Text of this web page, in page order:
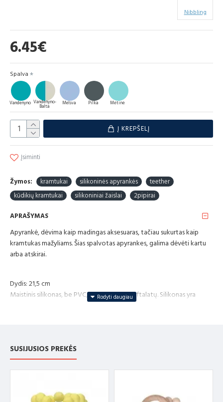
6.45€
Nibbling
Spalva
Vandenyno Vandenyno-
Balta
Melsva Pilka Mėtinė
Į KREPŠELĮ
Įsiminti
Žymos: kramtukai silikoninės apyrankės
teether
kūdikių kramtukai
silikoniniai žaislai 2pipirai
APRAŠYMAS
Apyrankė, dėvima kaip madingas aksesuaras, tačiau sukurtas kaip
kramtukas mažyliams. Šias spalvotas apyrankes, galima dėvėti kartu
arba atskirai.
Dydis: 21,5 cm
Maistinis silikonas, be PVC, BPA, be švino ir ftalatų. Silikonas yra
SUSIJUSIOS PREKĖS